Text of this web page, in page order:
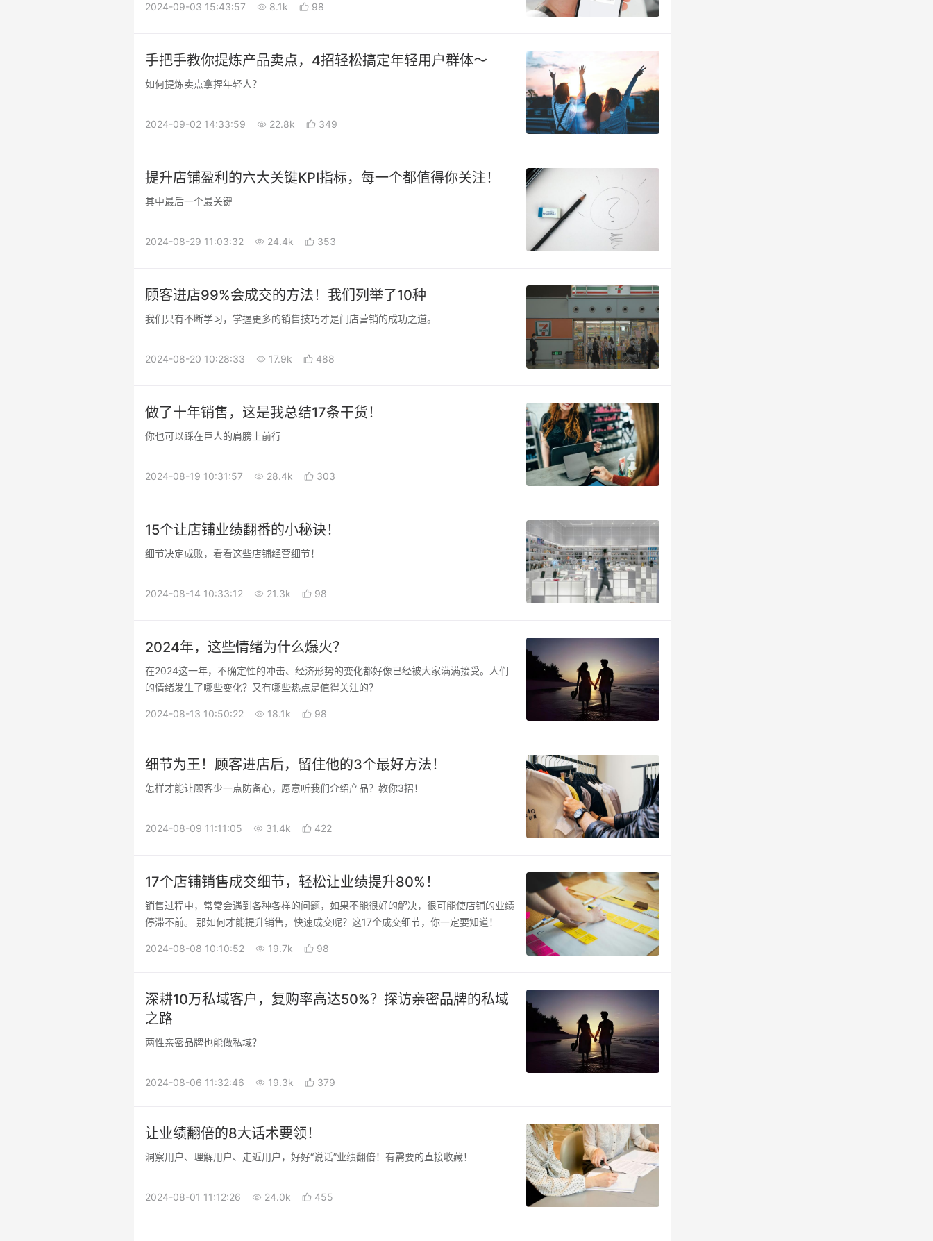
2024-09-03 15:43:57 8.1k 98
手把手教你提炼产品卖点，4招轻松搞定年轻用户群体～
如何提炼卖点拿捏年轻人？
2024-09-02 14:33:59 22.8k 349
提升店铺盈利的六大关键KPI指标，每一个都值得你关注！
其中最后一个最关键
2024-08-29 11:03:32 24.4k 353
顾客进店99%会成交的方法！我们列举了10种
我们只有不断学习，掌握更多的销售技巧才是门店营销的成功之道。
2024-08-20 10:28:33 17.9k 488
做了十年销售，这是我总结17条干货！
你也可以踩在巨人的肩膀上前行
2024-08-19 10:31:57 28.4k 303
15个让店铺业绩翻番的小秘诀！
细节决定成败，看看这些店铺经营细节！
2024-08-14 10:33:12 21.3k 98
2024年，这些情绪为什么爆火？
在2024这一年，不确定性的冲击、经济形势的变化都好像已经被大家满满接受。人们
的情绪发生了哪些变化？又有哪些热点是值得关注的？
2024-08-13 10:50:22 18.1k 98
细节为王！顾客进店后，留住他的3个最好方法！
怎样才能让顾客少一点防备心，愿意听我们介绍产品？教你3招！
2024-08-09 11:11:05 31.4k 422
17个店铺销售成交细节，轻松让业绩提升80%！
销售过程中，常常会遇到各种各样的问题，如果不能很好的解决，很可能使店铺的业绩
停滞不前。 那如何才能提升销售，快速成交呢？这17个成交细节，你一定要知道！
2024-08-08 10:10:52 19.7k 98
深耕10万私域客户，复购率高达50%？探访亲密品牌的私域
之路
两性亲密品牌也能做私域？
2024-08-06 11:32:46 19.3k 379
让业绩翻倍的8大话术要领！
洞察用户、理解用户、走近用户，好好“说话”业绩翻倍！有需要的直接收藏！
2024-08-01 11:12:26 24.0k 455